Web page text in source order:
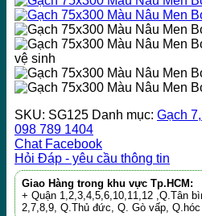
SKU: SG125 Danh mục: Gạch
098 789 1404
Chat Facebook
Hỏi Đáp - yêu cầu thông tin
Giao Hàng trong khu vực Tp.HCM:
+ Quận 1,2,3,4,5,6,10,11,12 ,Q.Tân
2,7,8,9, Q.Thủ đức, Q. Gò vấp,